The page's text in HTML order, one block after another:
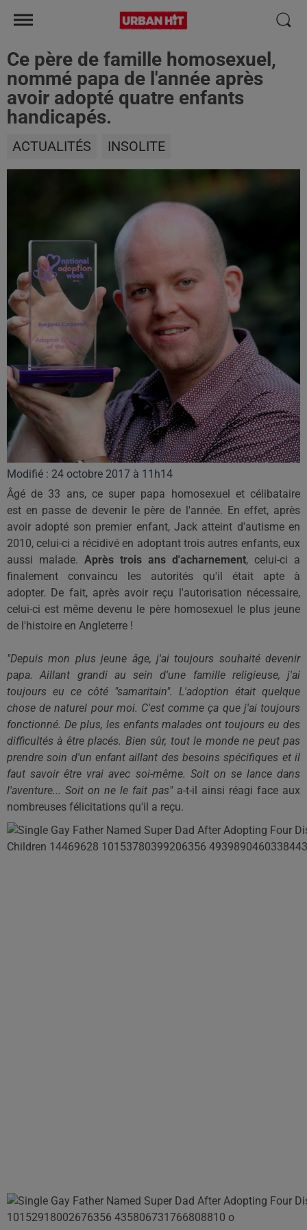
Ce père de famille homosexuel,
nommé papa de l'année après
avoir adopté quatre enfants
handicapés.
ACTUALITÉS INSOLITE
Modifié : 24 octobre 2017 à 11h14
Âgé de 33 ans, ce super papa homosexuel et célibataire
est en passe de devenir le père de l'année. En effet, après
avoir adopté son premier enfant, Jack atteint d'autisme en
2010, celui-ci a récidivé en adoptant trois autres enfants, eux
aussi malade. Après trois ans d'acharnement, celui-ci a
finalement convaincu les autorités qu'il était apte à
adopter. De fait, après avoir reçu l'autorisation nécessaire,
celui-ci est même devenu le père homosexuel le plus jeune
de l'histoire en Angleterre !
"Depuis mon plus jeune âge, j'ai toujours souhaitédevenir
papa. Aillant grandi au sein d'une famille religieuse, j'ai
toujours eu ce côté "samaritain". L'adoption était quelque
chose de naturel pour moi. C'est comme ça que j'ai toujours
fonctionné. De plus, les enfants malades ont toujours eu des
difficultés à être placés. Bien sûr, tout le monde ne peut pas
prendre soin d'un enfant aillant des besoins spécifiques et il
faut savoir être vrai avec soi-même. Soit on se lance dans
l'aventure... Soit on ne le fait pas"a-t-il ainsi réagi face aux
nombreuses félicitations qu'il a reçu.